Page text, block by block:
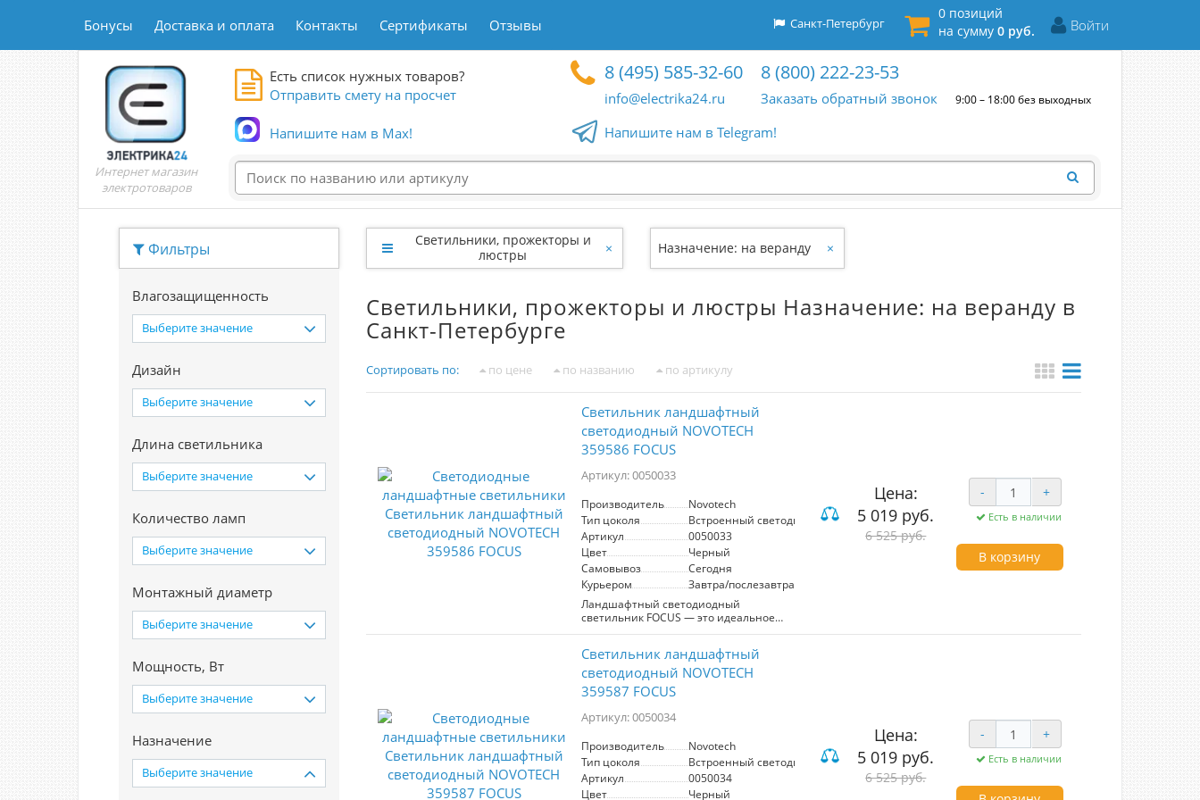
Бонусы Доставка и оплата Контакты Сертификаты Отзывы Войти
0 позиций
на сумму 0 руб.
Санкт-Петербург
Интернет магазин
электротоваров
Есть список нужных товаров?
Отправить смету на просчет
Напишите нам в Max!
8 (495) 585-32-60
info@electrika24.ru
8 (800) 222-23-53
Заказать обратный звонок 9:00 – 18:00 без выходных
Напишите нам в Telegram!
Фильтры
Влагозащищенность
Выберите значение
Дизайн
Выберите значение
Длина светильника
Выберите значение
Количество ламп
Выберите значение
Монтажный диаметр
Выберите значение
Мощность, Вт
Выберите значение
Назначение
Выберите значение
Светильники, прожекторы и
люстры
× Назначение: на веранду ×
Светильники, прожекторы и люстры Назначение: на веранду в
Санкт-Петербурге
Сортировать по: по цене по названию по артикулу
Светильник ландшафтный
светодиодный NOVOTECH
359586 FOCUS
Артикул: 0050033
Производитель
Novotech
Тип цоколя
Встроенный светодиод (LED)
Артикул
0050033
Цвет
Черный
Самовывоз
Сегодня
Курьером
Завтра/послезавтра
Ландшафтный светодиодный
светильник FOCUS — это идеальное
решение для создания уникальной и
или парке. Доступный в двух
мощностях — 9 Вт и 12 Вт, он позволяет
выбрать оптимальный уровень
освещения, который наилучшим
образом подчеркнет красоту вашего
ландшафта. Светильник представлен в
белый свет (3000К) создает уютную и
расслабляющую атмосферу, идеально
подходящую для вечерних прогулок, а
нейтральный белый свет (4000К)
Цена:
5 019 руб.
6 525 руб.
- +
Есть в наличии
В корзину
Светильник ландшафтный
светодиодный NOVOTECH
359587 FOCUS
Артикул: 0050034
Производитель
Novotech
Тип цоколя
Встроенный светодиод (LED)
Артикул
0050034
Цвет
Черный
Цена:
5 019 руб.
6 525 руб.
- +
Есть в наличии